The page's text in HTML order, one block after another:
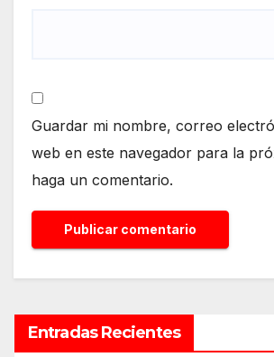
Guardar mi nombre, correo
web en este navegador para la
haga un comentario.
Entradas Recientes